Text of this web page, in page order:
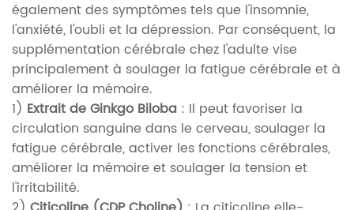
également des symptômes tels que l'insomnie,
l'anxiété, l'oubli et la dépression. Par conséquent, la
supplémentation cérébrale chez l'adulte vise
principalement à soulager la fatigue cérébrale et à
améliorer la mémoire.
1) Extrait de Ginkgo Biloba : Il peut favoriser la
circulation sanguine dans le cerveau, soulager la
fatigue cérébrale, activer les fonctions cérébrales,
améliorer la mémoire et soulager la tension et
l'irritabilité.